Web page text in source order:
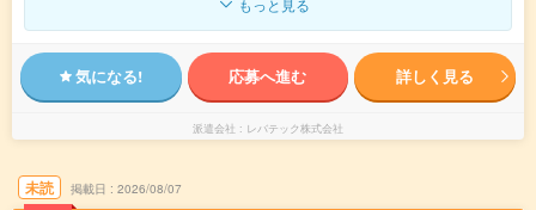
気になる! 応募へ進む 詳しく見る
派遣会社 レバテック株式会社
未読 掲載日 2026/08/07